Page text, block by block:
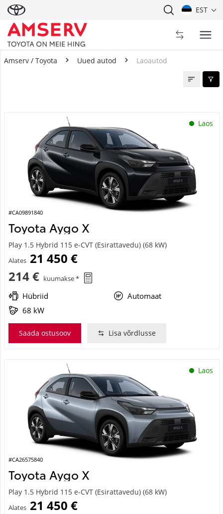
EST
Amserv / Toyota Uued autod Laoautod
Laos
#CA09891840
Toyota Aygo X
Play 1.5 Hybrid 115 e-CVT (Esirattavedu) (68 kW)
Alates 21 450 €
214 € kuumakse *
Hübriid
Automaat
68 kW
Saada ostusoov Lisa võrdlusse
Laos
#CA26575840
Toyota Aygo X
Play 1.5 Hybrid 115 e-CVT (Esirattavedu) (68 kW)
Alates 21 450 €